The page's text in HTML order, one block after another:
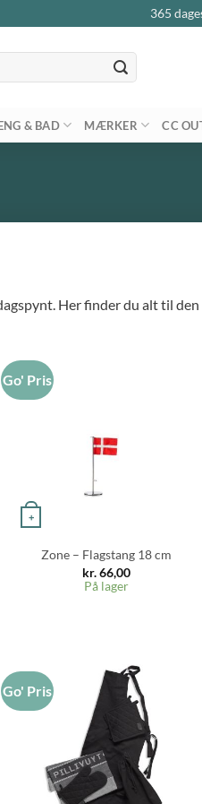
365
& BAD MÆRKER CC
Her finder du alt til den
Go' Pris
+
Zone – Flagstang 18 cm
kr.66,00
På lager
Go' Pris